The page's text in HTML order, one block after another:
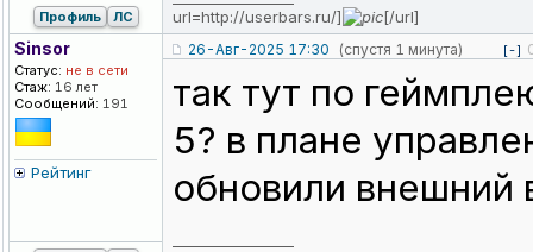
url=http://userbars.ru/]
[/url]
Профиль ЛС
Sinsor
Статус: не в сети
Стаж: 16 лет
Сообщений: 191
Рейтинг
26-Авг-2025 17:30 (спустя 1 минута) [-]
так тут по
5? в плане
обновили внешний